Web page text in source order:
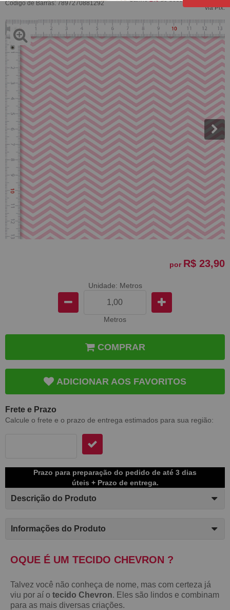
Código de Barras:7897270881292
via Pix.
por R$ 23,90
Unidade: Metros
Metros
COMPRAR
ADICIONAR AOS FAVORITOS
Frete e Prazo
Calcule o frete e o prazo de entrega estimados para sua região:
Prazo para preparação do pedido de até 3 dias
úteis + Prazo de entrega.
Descrição do Produto
Informações do Produto
OQUE É UM TECIDO CHEVRON ?
Talvez você não conheça de nome, mas com certeza já
viu por aí o tecido Chevron. Eles são lindos e combinam
para as mais diversas criações.